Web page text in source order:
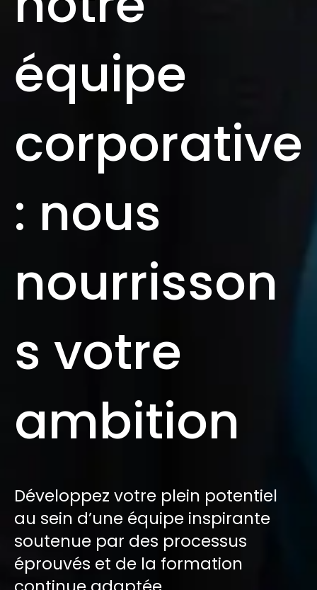
équipe
corporative
: nous
nourrisson
s votre
ambition
Développez votre plein potentiel
au sein d’une équipe inspirante
soutenue par des processus
éprouvés et de la formation